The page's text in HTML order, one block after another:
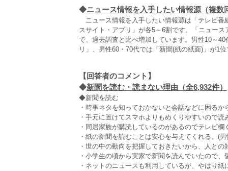
◆ニュース情報を入手したい情報源（複数
ニュース情報を入手したい情報源は「テレビ番
スサイト・アプリ」が各5～6割です。「ニュー
で、過去調査と比べ増加しています。男性10～
リ」、男性60・70代では「新聞(紙の紙面)」が1
【回答者のコメント】
◆新聞を読む・読まない理由（全6,932件）
◆新聞を読む
・時事ネタを知っておかないと会話などに困る
・手元に置けてスマホよりもめくりやすいので
・同居家族が購読しているのがあるのでテレビ
・紙の新聞を読むことは安心を与えてくれる。(
・世の中の動向を把握しておきたいから、人と
・小学生の頃から実家で新聞を読んでいたので
・ネットのニュースも利用しているが、やはり